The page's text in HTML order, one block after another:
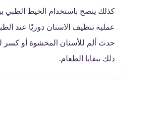
كذلك ينصح باستخدام الخيط الطبي
عملية تنظيف الاسنان دوريًا عند
حدث ألم للأسنان المحشوة أو كسر
ذلك ببقايا الطعام.